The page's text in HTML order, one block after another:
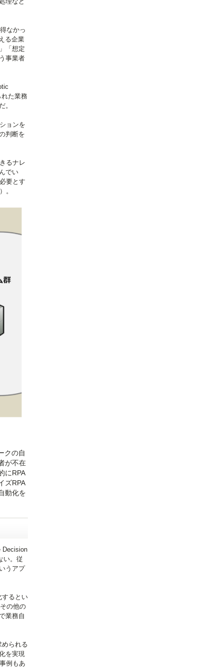
なかっ
る企業
「想定
事業者
た業務
。
ョンを
判断を
るナレ
でい
要とす
。
クの自
が不在
にRPA
ズRPA
動化を
Decision
い。従
うアプ
するとい
の他の
業務自
られる
を実現
例もあ